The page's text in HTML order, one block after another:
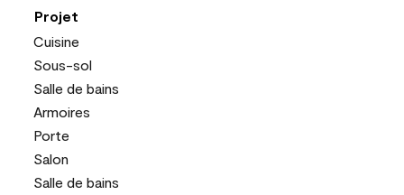
Projet
Cuisine
Sous-sol
Salle de bains
Armoires
Porte
Salon
Salle de bains